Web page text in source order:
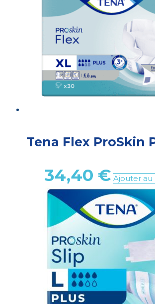
Tena Flex ProSkin
34,40 € Ajouter au